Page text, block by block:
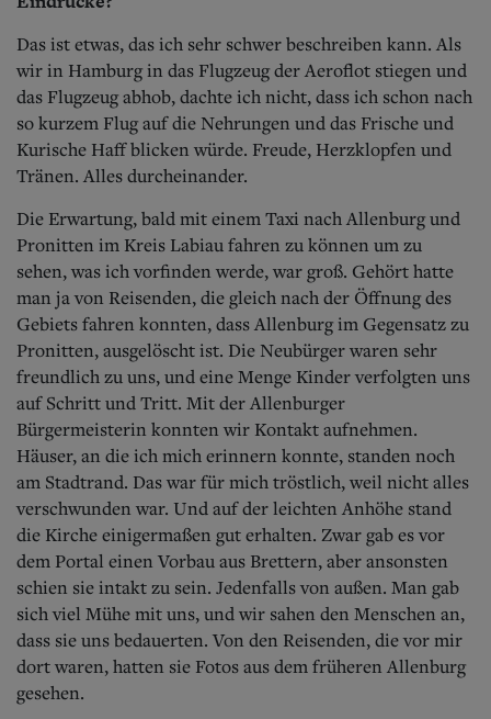
Das ist etwas, das ich sehr schwer beschreiben kann. Als
wir in Hamburg in das Flugzeug der Aeroflot stiegen und
das Flugzeug abhob, dachte ich nicht, dass ich schon nach
so kurzem Flug auf die Nehrungen und das Frische und
Kurische Haff blicken würde. Freude, Herzklopfen und
Tränen. Alles durcheinander.
Die Erwartung, bald mit einem Taxi nach Allenburg und
Pronitten im Kreis Labiau fahren zu können um zu
sehen, was ich vorfinden werde, war groß. Gehört hatte
man ja von Reisenden, die gleich nach der Öffnung des
Gebiets fahren konnten, dass Allenburg im Gegensatz zu
Pronitten, ausgelöscht ist. Die Neubürger waren sehr
freundlich zu uns, und eine Menge Kinder verfolgten uns
auf Schritt und Tritt. Mit der Allenburger
Bürgermeisterin konnten wir Kontakt aufnehmen.
Häuser, an die ich mich erinnern konnte, standen noch
am Stadtrand. Das war für mich tröstlich, weil nicht alles
verschwunden war. Und auf der leichten Anhöhe stand
die Kirche einigermaßen gut erhalten. Zwar gab es vor
dem Portal einen Vorbau aus Brettern, aber ansonsten
schien sie intakt zu sein. Jedenfalls von außen. Man gab
sich viel Mühe mit uns, und wir sahen den Menschen an,
dass sie uns bedauerten. Von den Reisenden, die vor mir
dort waren, hatten sie Fotos aus dem früheren Allenburg
gesehen.